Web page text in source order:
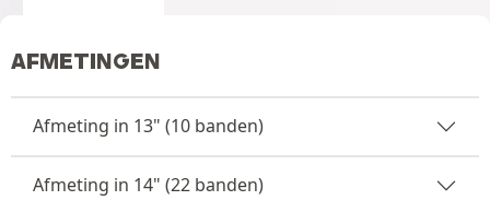
AFMETINGEN
Afmeting in 13" (10 banden)
Afmeting in 14" (22 banden)